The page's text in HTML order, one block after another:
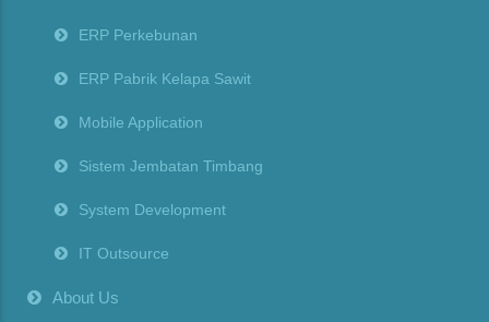
ERP Perkebunan
ERP Pabrik Kelapa Sawit
Mobile Application
Sistem Jembatan Timbang
System Development
IT Outsource
About Us